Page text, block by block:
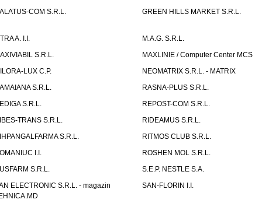
COM S.R.L.
GREEN HILLS MARKET S.R.L.
A. I.I.
M.A.G. S.R.L.
S.R.L.
MAXLINIE / Computer Center MCS
LUX C.P.
NEOMATRIX S.R.L. - MATRIX
S.R.L.
RASNA-PLUS S.R.L.
S.R.L.
REPOST-COM S.R.L.
TRANS S.R.L.
RIDEAMUS S.R.L.
S.R.L.
RITMOS CLUB S.R.L.
I.I.
ROSHEN MOL S.R.L.
S.R.L.
S.E.P. NESTLE S.A.
ELECTRONIC S.R.L. - magazin
SAN-FLORIN I.I.